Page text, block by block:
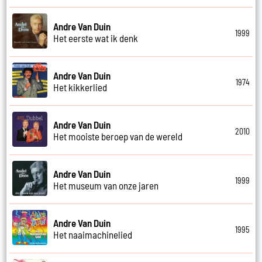
Andre Van Duin
Het eerste wat ik denk
1999
Andre Van Duin
Het kikkerlied
1974
Andre Van Duin
Het mooiste beroep van de wereld
2010
Andre Van Duin
Het museum van onze jaren
1999
Andre Van Duin
Het naaimachinelied
1995